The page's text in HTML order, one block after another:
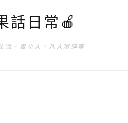
話日常🍎
活。養小人。凡人瑣碎事